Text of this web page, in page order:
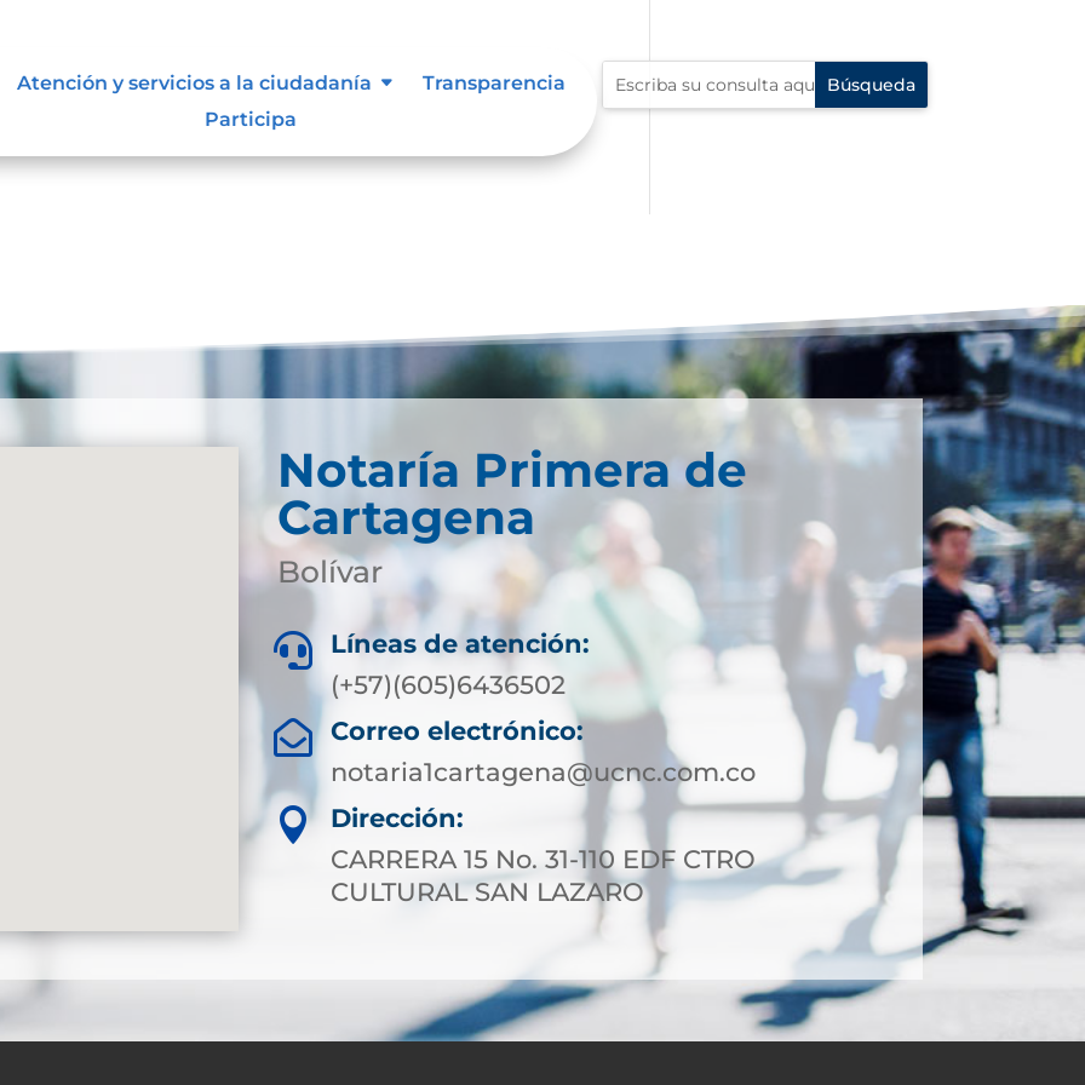
Atención y servicios a la ciudadanía
Transparencia
Participa
Notaría Primera de
Cartagena
Bolívar

Líneas de atención:
(+57)(605)6436502

Correo electrónico:
notaria1cartagena@ucnc.com.co

Dirección:
CARRERA 15 No. 31-110 EDF CTRO
CULTURAL SAN LAZARO